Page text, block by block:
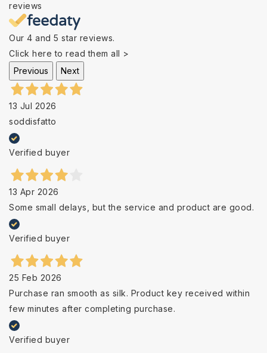
reviews
Our 4 and 5 star reviews.
Click here to read them all >
Previous
Next
13 Jul 2026
soddisfatto
Verified buyer
13 Apr 2026
Some small delays, but the service and product are good.
Verified buyer
25 Feb 2026
Purchase ran smooth as silk. Product key received within
few minutes after completing purchase.
Verified buyer